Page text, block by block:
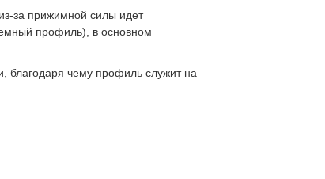
за прижимной силы идет
профиль), в основном
благодаря чему профиль служит на